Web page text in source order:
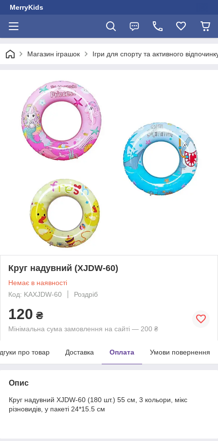
MerryKids
Магазин іграшок Ігри для спорту та активного
Круг надувний (XJDW-60)
Немає в наявності
Код: KAXJDW-60
Роздріб
120 ₴
Мінімальна сума замовлення на сайті — 200 ₴
про товар Доставка Оплата Умови повернення
Опис
Круг надувний XJDW-60 (180 шт.) 55 см, 3 кольори, мікс
різновидів, у пакеті 24*15.5 см